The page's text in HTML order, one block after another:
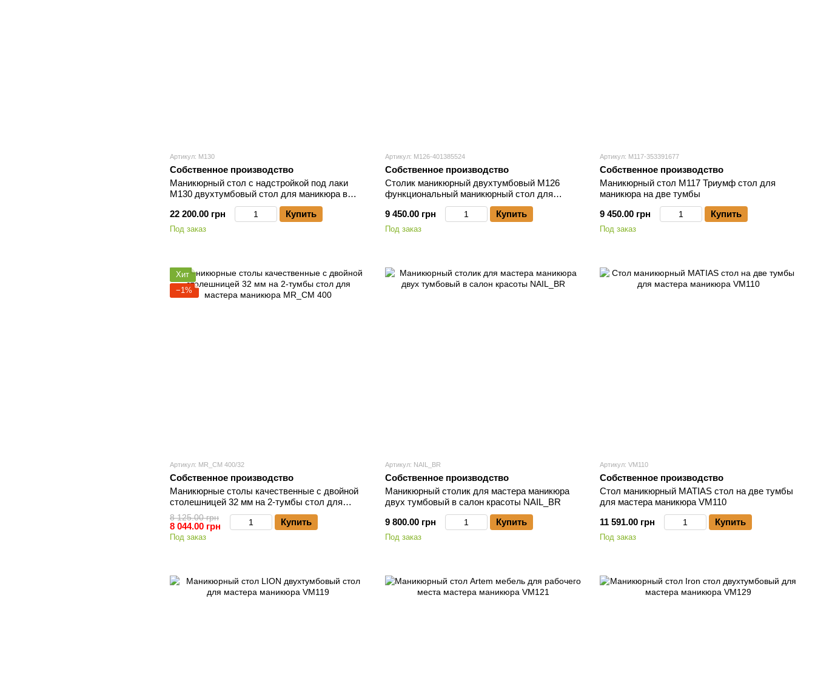
Артикул: М130
Собственное производство
Маникюрный стол с надстройкой под лаки
М130 двухтумбовый стол для маникюра в
22 200.00 грн
Купить
Под заказ
Артикул: М126-401385524
Собственное производство
Столик маникюрный двухтумбовый М126
функциональный маникюрный стол для
9 450.00 грн
Купить
Под заказ
Артикул: М117-353391677
Собственное производство
Маникюрный стол M117 Триумф стол для
маникюра на две тумбы
9 450.00 грн
Купить
Под заказ
Хит
−1%
Артикул: МR_СМ 400/32
Собственное производство
Маникюрные столы качественные с двойной
столешницей 32 мм на 2-тумбы стол для
мастера маникюра МR_СМ 400
8 125.00 грн
8 044.00 грн Купить
Под заказ
Артикул: NAIL_BR
Собственное производство
Маникюрный столик для мастера маникюра
двух тумбовый в салон красоты NAIL_BR
9 800.00 грн
Купить
Под заказ
Артикул: VM110
Собственное производство
Стол маникюрный MATIAS стол на две тумбы
для мастера маникюра VM110
11 591.00 грн
Купить
Под заказ